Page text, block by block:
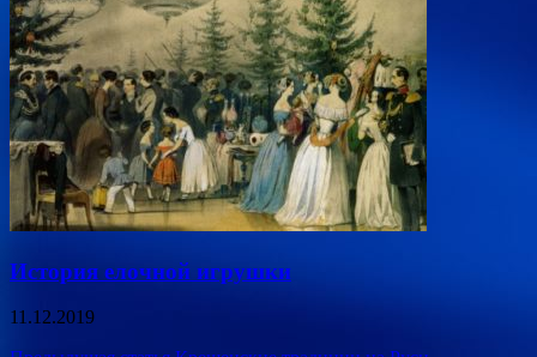
История елочной игрушки
11.12.2019